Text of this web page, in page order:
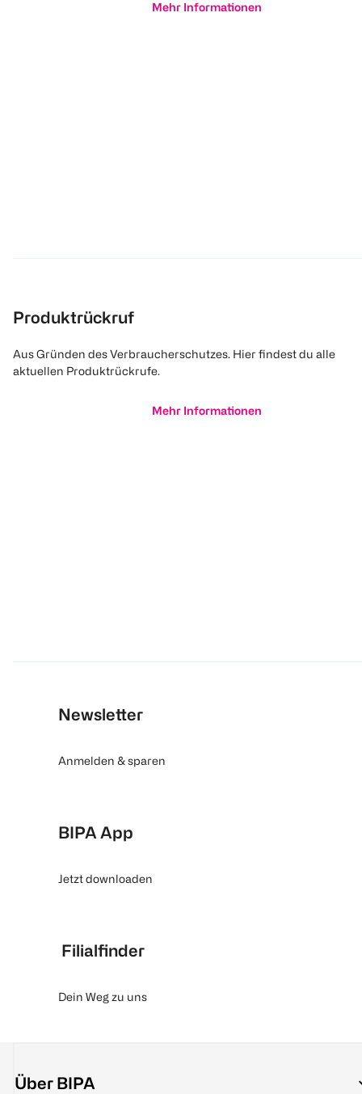
Mehr Informationen
Produktrückruf
Aus Gründen des Verbraucherschutzes. Hier findest du alle
aktuellen Produktrückrufe.
Mehr Informationen
Newsletter
Anmelden & sparen
BIPA App
Jetzt downloaden
Filialfinder
Dein Weg zu uns
Über BIPA